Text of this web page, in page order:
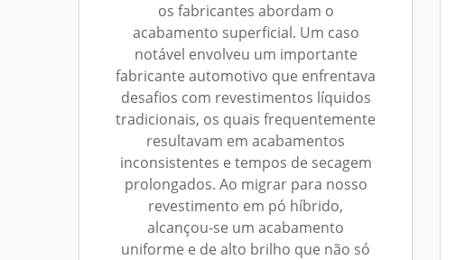
os fabricantes abordam o
acabamento superficial. Um caso
notável envolveu um importante
fabricante automotivo que enfrentava
desafios com revestimentos líquidos
tradicionais, os quais frequentemente
resultavam em acabamentos
inconsistentes e tempos de secagem
prolongados. Ao migrar para nosso
revestimento em pó híbrido,
alcançou-se um acabamento
uniforme e de alto brilho que não só